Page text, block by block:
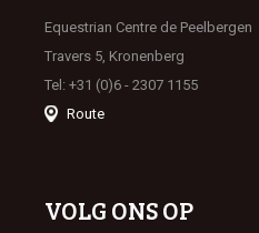
Equestrian Centre de Peelbergen
Travers 5, Kronenberg
Tel: +31 (0)6 - 2307 1155
Route
VOLG ONS OP